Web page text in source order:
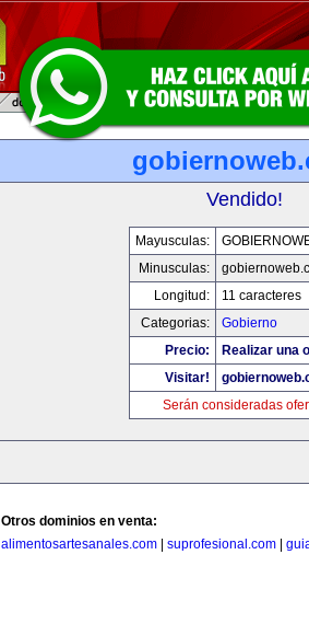
Vendido!
Mayusculas:
Minusculas:
Longitud:
11 caracteres
Categorias:
Gobierno
Precio:
Realizar una
Visitar!
Serán consideradas
Otros dominios en venta:
alimentosartesanales.com
suprofesional.com